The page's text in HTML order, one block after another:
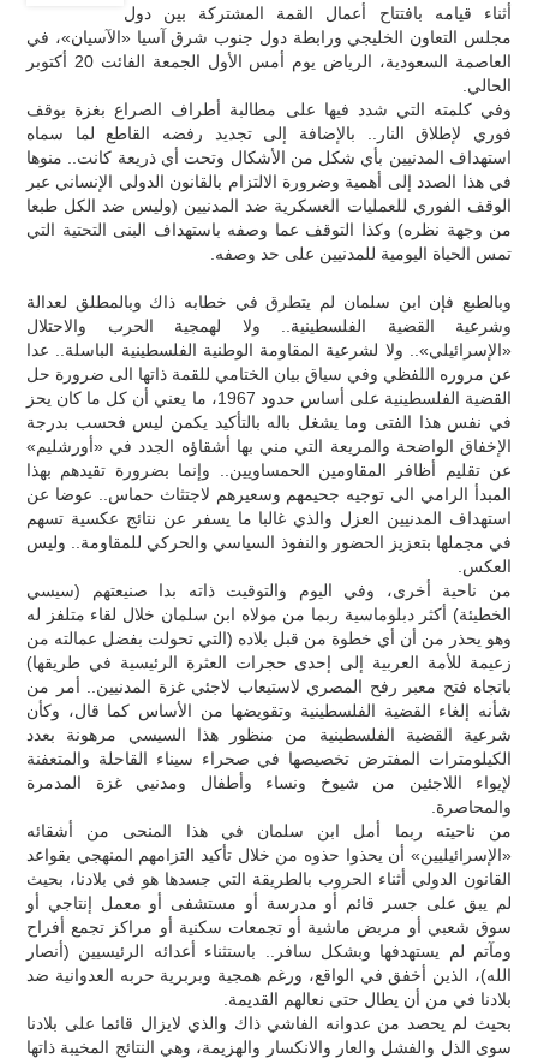
أثناء قيامه بافتتاح أعمال القمة المشتركة بين دول
مجلس التعاون الخليجي ورابطة دول جنوب شرق آسيا «الآسيان»، في
العاصمة السعودية، الرياض يوم أمس الأول الجمعة الفائت 20 أكتوبر
الحالي.
وفي كلمته التي شدد فيها على مطالبة أطراف الصراع بغزة بوقف
فوري لإطلاق النار.. بالإضافة إلى تجديد رفضه القاطع لما سماه
استهداف المدنيين بأي شكل من الأشكال وتحت أي ذريعة كانت.. منوها
في هذا الصدد إلى أهمية وضرورة الالتزام بالقانون الدولي الإنساني عبر
الوقف الفوري للعمليات العسكرية ضد المدنيين (وليس ضد الكل طبعا
من وجهة نظره) وكذا التوقف عما وصفه باستهداف البنى التحتية التي
تمس الحياة اليومية للمدنيين على حد وصفه.
وبالطبع فإن ابن سلمان لم يتطرق في خطابه ذاك وبالمطلق لعدالة
وشرعية القضية الفلسطينية.. ولا لهمجية الحرب والاحتلال
«الإسرائيلي».. ولا لشرعية المقاومة الوطنية الفلسطينية الباسلة.. عدا
عن مروره اللفظي وفي سياق بيان الختامي للقمة ذاتها الى ضرورة حل
القضية الفلسطينية على أساس حدود 1967، ما يعني أن كل ما كان يحز
في نفس هذا الفتى وما يشغل باله بالتأكيد يكمن ليس فحسب بدرجة
الإخفاق الواضحة والمريعة التي مني بها أشقاؤه الجدد في «أورشليم»
عن تقليم أظافر المقاومين الحمساويين.. وإنما بضرورة تقيدهم بهذا
المبدأ الرامي الى توجيه جحيمهم وسعيرهم لاجتثاث حماس.. عوضا عن
استهداف المدنيين العزل والذي غالبا ما يسفر عن نتائج عكسية تسهم
في مجملها بتعزيز الحضور والنفوذ السياسي والحركي للمقاومة.. وليس
العكس.
من ناحية أخرى، وفي اليوم والتوقيت ذاته بدا صنيعتهم (سيسي
الخطيئة) أكثر دبلوماسية ربما من مولاه ابن سلمان خلال لقاء متلفز له
وهو يحذر من أن أي خطوة من قبل بلاده (التي تحولت بفضل عمالته من
زعيمة للأمة العربية إلى إحدى حجرات العثرة الرئيسية في طريقها)
باتجاه فتح معبر رفح المصري لاستيعاب لاجئي غزة المدنيين.. أمر من
شأنه إلغاء القضية الفلسطينية وتقويضها من الأساس كما قال، وكأن
شرعية القضية الفلسطينية من منظور هذا السيسي مرهونة بعدد
الكيلومترات المفترض تخصيصها في صحراء سيناء القاحلة والمتعفنة
لإيواء اللاجئين من شيوخ ونساء وأطفال ومدنيي غزة المدمرة
والمحاصرة.
من ناحيته ربما أمل ابن سلمان في هذا المنحى من أشقائه
«الإسرائيليين» أن يحذوا حذوه من خلال تأكيد التزامهم المنهجي بقواعد
القانون الدولي أثناء الحروب بالطريقة التي جسدها هو في بلادنا، بحيث
لم يبق على جسر قائم أو مدرسة أو مستشفى أو معمل إنتاجي أو
سوق شعبي أو مربض ماشية أو تجمعات سكنية أو مراكز تجمع أفراح
ومآتم لم يستهدفها وبشكل سافر.. باستثناء أعدائه الرئيسيين (أنصار
الله)، الذين أخفق في الواقع، ورغم همجية وبربرية حربه العدوانية ضد
بلادنا في من أن يطال حتى نعالهم القديمة.
بحيث لم يحصد من عدوانه الفاشي ذاك والذي لايزال قائما على بلادنا
سوى الذل والفشل والعار والانكسار والهزيمة، وهي النتائج المخيبة ذاتها